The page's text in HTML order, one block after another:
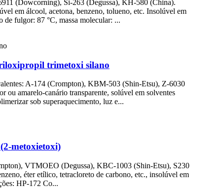
(Dowcorning), Si-263 (Degussa), KH-580 (China).
em álcool, acetona, benzeno, tolueno, etc. Insolúvel em
de fulgor: 87 °C, massa molecular: ...
trimetoxi silano
A-174 (Crompton), KBM-503 (Shin-Etsu), Z-6030
amarelo-canário transparente, solúvel em solventes
sob superaquecimento, luz e...
metoxietoxi)
VTMOEO (Degussa), KBC-1003 (Shin-Etsu), S230
éter etílico, tetracloreto de carbono, etc., insolúvel em
HP-172 Co...